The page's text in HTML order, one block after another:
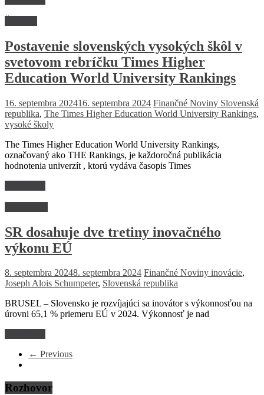
Postavenie slovenských vysokých škôl v
svetovom rebríčku Times Higher
Education World University Rankings
16. septembra 202416. septembra 2024 Finančné Noviny Slovenská
republika, The Times Higher Education World University Rankings,
vysoké školy
The Times Higher Education World University Rankings,
označovaný ako THE Rankings, je každoročná publikácia
hodnotenia univerzít , ktorú vydáva časopis Times
SR dosahuje dve tretiny inovačného
výkonu EÚ
8. septembra 20248. septembra 2024 Finančné Noviny inovácie,
Joseph Alois Schumpeter, Slovenská republika
BRUSEL – Slovensko je rozvíjajúci sa inovátor s výkonnosťou na
úrovni 65,1 % priemeru EÚ v 2024. Výkonnosť je nad
← Previous
Rozhovor